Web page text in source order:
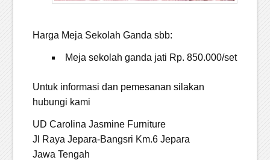
Harga Meja Sekolah Ganda sbb:
Meja sekolah ganda jati Rp. 850.000/set
Untuk informasi dan pemesanan silakan
hubungi kami
UD Carolina Jasmine Furniture
Jl Raya Jepara-Bangsri Km.6 Jepara
Jawa Tengah